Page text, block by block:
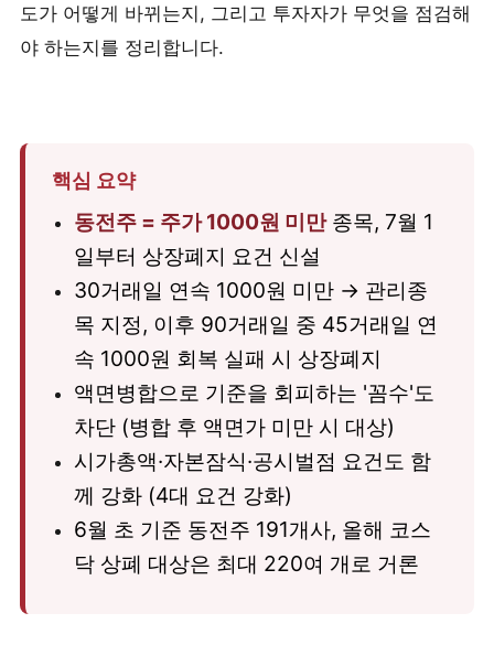
도가 어떻게 바뀌는지, 그리고 투자자가 무엇을 점검해
야 하는지를 정리합니다.
핵심 요약
동전주 = 주가 1000원 미만종목, 7월 1
일부터 상장폐지 요건 신설
30거래일 연속 1000원 미만 → 관리종
목 지정, 이후 90거래일 중 45거래일 연
속 1000원 회복 실패 시 상장폐지
액면병합으로 기준을 회피하는 '꼼수'도
차단 (병합 후 액면가 미만 시 대상)
시가총액·자본잠식·공시벌점 요건도 함
께 강화 (4대 요건 강화)
6월 초 기준 동전주 191개사, 올해 코스
닥 상폐 대상은 최대 220여 개로 거론